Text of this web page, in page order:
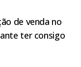
de venda no
ter consigo